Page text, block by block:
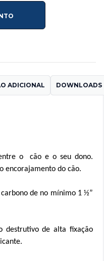
ADICIONAL DOWNLOADS
o
cão e o seu dono.
encorajamento do cão.
carbono de no mínimo 1 ½”
destrutivo de alta fixação